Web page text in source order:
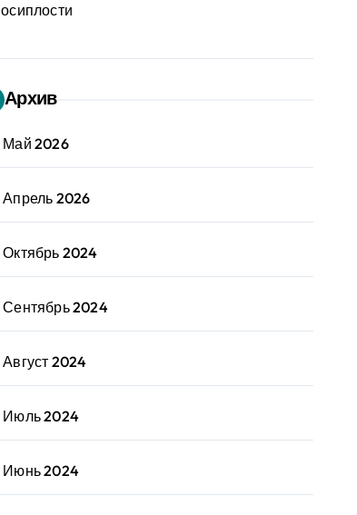
осиплости
Архив
Май 2026
Апрель 2026
Октябрь 2024
Сентябрь 2024
Август 2024
Июль 2024
Июнь 2024